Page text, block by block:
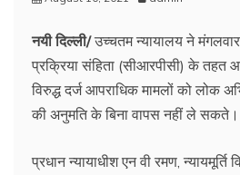
नयी दिल्ली/उच्चतम न्यायालय ने
प्रक्रिया संहिता (सीआरपीसी) के तहत
विरुद्ध दर्ज आपराधिक मामलों को लोक
की अनुमति के बिना वापस नहीं ले सकते।
प्रधान न्यायाधीश एन वी रमण, न्यायमूर्ति